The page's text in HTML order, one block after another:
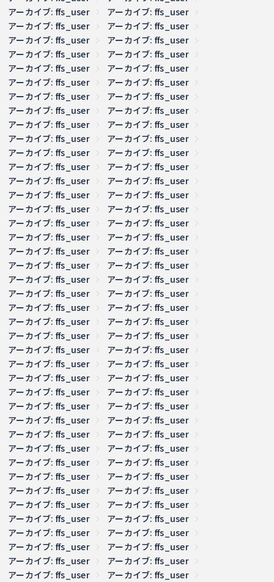
アーカイブ: ffs_user
アーカイブ: ffs_user
アーカイブ: ffs_user
アーカイブ: ffs_user
アーカイブ: ffs_user
アーカイブ: ffs_user
アーカイブ: ffs_user
アーカイブ: ffs_user
アーカイブ: ffs_user
アーカイブ: ffs_user
アーカイブ: ffs_user
アーカイブ: ffs_user
アーカイブ: ffs_user
アーカイブ: ffs_user
アーカイブ: ffs_user
アーカイブ: ffs_user
アーカイブ: ffs_user
アーカイブ: ffs_user
アーカイブ: ffs_user
アーカイブ: ffs_user
アーカイブ: ffs_user
アーカイブ: ffs_user
アーカイブ: ffs_user
アーカイブ: ffs_user
アーカイブ: ffs_user
アーカイブ: ffs_user
アーカイブ: ffs_user
アーカイブ: ffs_user
アーカイブ: ffs_user
アーカイブ: ffs_user
アーカイブ: ffs_user
アーカイブ: ffs_user
アーカイブ: ffs_user
アーカイブ: ffs_user
アーカイブ: ffs_user
アーカイブ: ffs_user
アーカイブ: ffs_user
アーカイブ: ffs_user
アーカイブ: ffs_user
アーカイブ: ffs_user
アーカイブ: ffs_user
アーカイブ: ffs_user
アーカイブ: ffs_user
アーカイブ: ffs_user
アーカイブ: ffs_user
アーカイブ: ffs_user
アーカイブ: ffs_user
アーカイブ: ffs_user
アーカイブ: ffs_user
アーカイブ: ffs_user
アーカイブ: ffs_user
アーカイブ: ffs_user
アーカイブ: ffs_user
アーカイブ: ffs_user
アーカイブ: ffs_user
アーカイブ: ffs_user
アーカイブ: ffs_user
アーカイブ: ffs_user
アーカイブ: ffs_user
アーカイブ: ffs_user
アーカイブ: ffs_user
アーカイブ: ffs_user
アーカイブ: ffs_user
アーカイブ: ffs_user
アーカイブ: ffs_user
アーカイブ: ffs_user
アーカイブ: ffs_user
アーカイブ: ffs_user
アーカイブ: ffs_user
アーカイブ: ffs_user
アーカイブ: ffs_user
アーカイブ: ffs_user
アーカイブ: ffs_user
アーカイブ: ffs_user
アーカイブ: ffs_user
アーカイブ: ffs_user
アーカイブ: ffs_user
アーカイブ: ffs_user
アーカイブ: ffs_user
アーカイブ: ffs_user
アーカイブ: ffs_user
アーカイブ: ffs_user